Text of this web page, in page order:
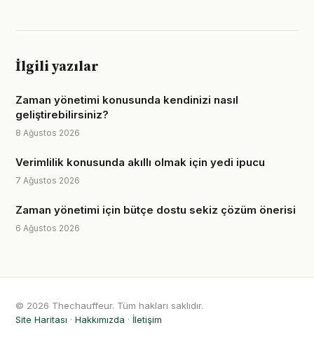
İlgili yazılar
Zaman yönetimi konusunda kendinizi nasıl
geliştirebilirsiniz?
8 Ağustos 2026
Verimlilik konusunda akıllı olmak için yedi ipucu
7 Ağustos 2026
Zaman yönetimi için bütçe dostu sekiz çözüm önerisi
6 Ağustos 2026
© 2026 Thechauffeur. Tüm hakları saklıdır.
Site Haritası · Hakkımızda · İletişim